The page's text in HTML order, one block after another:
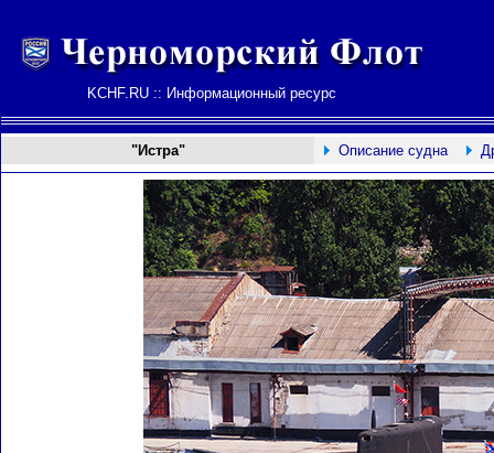
KCHF.RU :: Информационный ресурс
"Истра" Описание судна